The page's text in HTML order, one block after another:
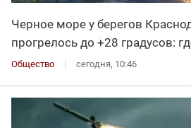
Черное море у берегов
прогрелось до +28 градусов:
Общество сегодня, 10:46